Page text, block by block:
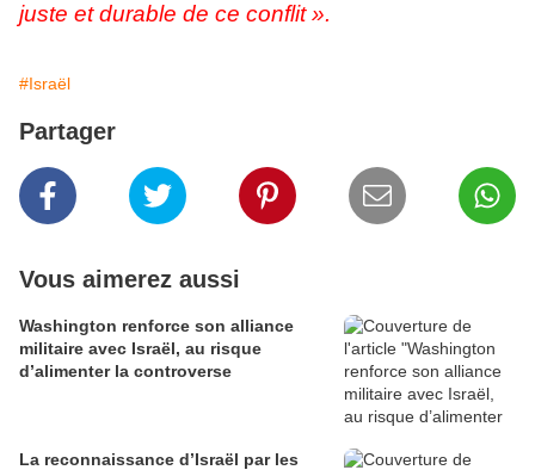
juste et durable de ce conflit ».
#Israël
Partager
Vous aimerez aussi
Washington renforce son alliance
militaire avec Israël, au risque
d’alimenter la controverse
La reconnaissance d’Israël par les